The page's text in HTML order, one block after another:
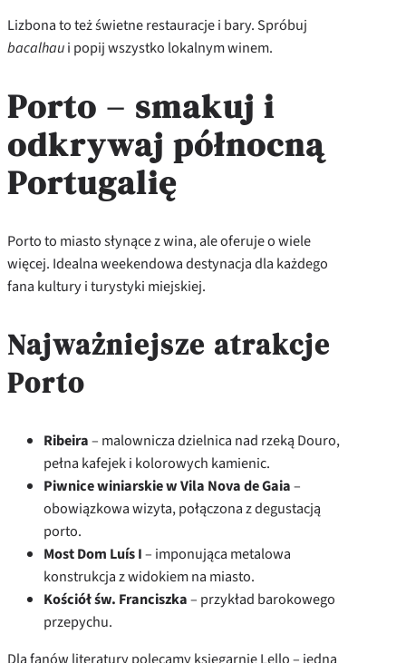
Lizbona to też świetne restauracje i bary. Spróbuj
bacalhaui popij wszystko lokalnym winem.
Porto – smakuj i
odkrywaj północną
Portugalię
Porto to miasto słynące z wina, ale oferuje o wiele
więcej. Idealna weekendowa destynacja dla każdego
fana kultury i turystyki miejskiej.
Najważniejsze atrakcje
Porto
Ribeira– malownicza dzielnica nad rzeką Douro,
pełna kafejek i kolorowych kamienic.
Piwnice winiarskie w Vila Nova de Gaia–
obowiązkowa wizyta, połączona z degustacją
porto.
Most Dom Luís I– imponująca metalowa
konstrukcja z widokiem na miasto.
Kościół św. Franciszka– przykład barokowego
przepychu.